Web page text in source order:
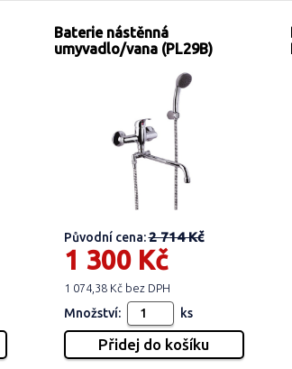
Baterie nástěnná
umyvadlo/vana (PL29B)
Původní cena:2 714 Kč
1 300 Kč
1 074,38 Kč bez DPH
Množství: ks